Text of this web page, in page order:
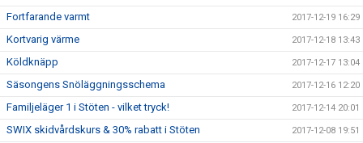
Fortfarande varmt 2017-12-19 16:29
Kortvarig värme 2017-12-18 13:43
Köldknäpp 2017-12-17 13:04
Säsongens Snöläggningsschema 2017-12-16 12:20
Familjeläger 1 i Stöten - vilket tryck! 2017-12-14 20:01
SWIX skidvårdskurs & 30% rabatt i Stöten 2017-12-08 19:51